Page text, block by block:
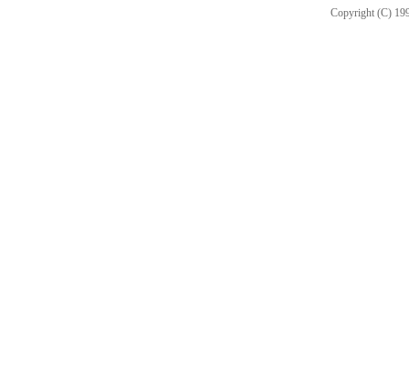
Copyright (C)